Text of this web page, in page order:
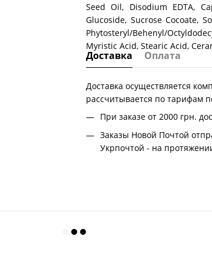
Seed Oil, Disodium EDTA,
Glucoside, Sucrose Cocoate,
Phytosteryl/Behenyl/
Myristic Acid, Stearic Acid,
Доставка Оплата
Доставка осуществляется
рассчитывается по тарифам
При заказе от 2000 грн.
Заказы Новой Почтой
Укрпочтой - на